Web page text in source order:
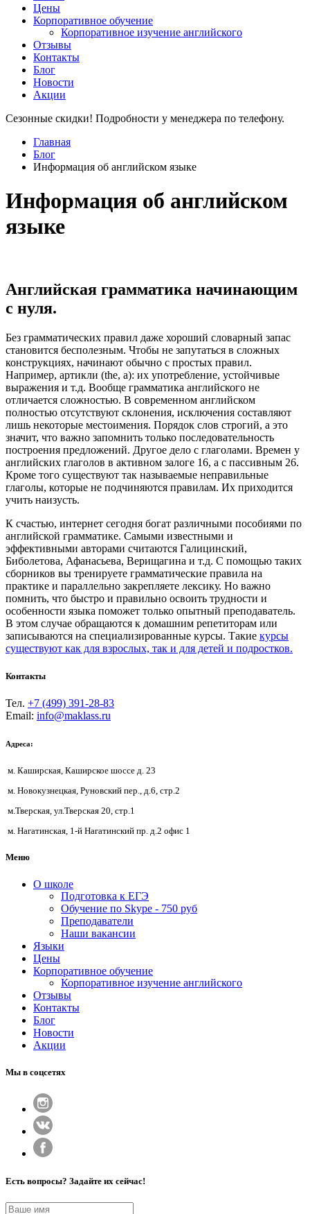
Цены
Корпоративное обучение
Корпоративное изучение английского
Отзывы
Контакты
Блог
Новости
Акции
Сезонные скидки! Подробности у менеджера по телефону.
Главная
Блог
Информация об английском языке
Информация об английском
языке
Английская грамматика начинающим
с нуля.
Без грамматических правил даже хороший словарный запас
становится бесполезным. Чтобы не запутаться в сложных
конструкциях, начинают обычно с простых правил.
Например, артикли (the, a): их употребление, устойчивые
выражения и т.д. Вообще грамматика английского не
отличается сложностью. В современном английском
полностью отсутствуют склонения, исключения составляют
лишь некоторые местоимения. Порядок слов строгий, а это
значит, что важно запомнить только последовательность
построения предложений. Другое дело с глаголами. Времен у
английских глаголов в активном залоге 16, а с пассивным 26.
Кроме того существуют так называемые неправильные
глаголы, которые не подчиняются правилам. Их приходится
учить наизусть.
К счастью, интернет сегодня богат различными пособиями по
английской грамматике. Самыми известными и
эффективными авторами считаются Галицинский,
Биболетова, Афанасьева, Верищагина и т.д. С помощью таких
сборников вы тренируете грамматические правила на
практике и параллельно закрепляете лексику. Но важно
помнить, что быстро и правильно освоить трудности и
особенности языка поможет только опытный преподаватель.
В этом случае обращаются к домашним репетиторам или
записываются на специализированные курсы. Такие курсы
существуют как для взрослых, так и для детей и подростков.
Контакты
Тел. +7 (499) 391-28-83
Email: info@maklass.ru
Адреса:
м. Каширская, Каширское шоссе д. 23
м. Новокузнецкая, Руновский пер., д.6, стр.2
м.Тверская, ул.Тверская 20, стр.1
м. Нагатинская, 1-й Нагатинский пр. д.2 офис 1
Меню
О школе
Подготовка к ЕГЭ
Обучение по Skype - 750 руб
Преподаватели
Наши вакансии
Языки
Цены
Корпоративное обучение
Корпоративное изучение английского
Отзывы
Контакты
Блог
Новости
Акции
Мы в соцсетях
Есть вопросы? Задайте их сейчас!